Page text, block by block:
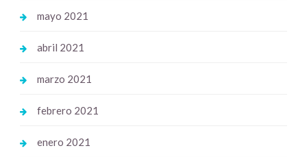
mayo 2021
abril 2021
marzo 2021
febrero 2021
enero 2021